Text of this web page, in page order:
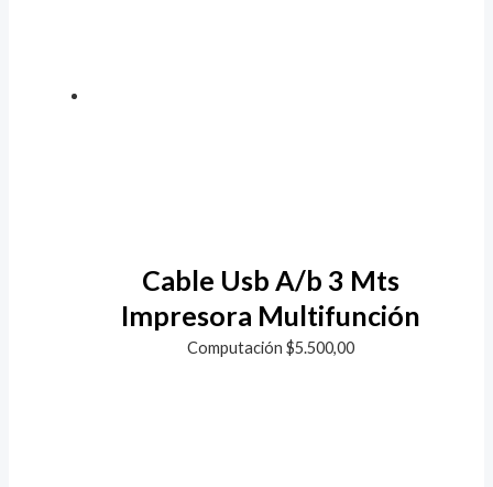
Cable Usb A/b 3 Mts
Impresora Multifunción
Computación $5.500,00